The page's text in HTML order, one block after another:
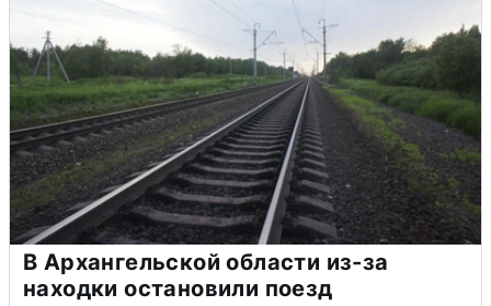
В Архангельской области из-за
находки остановили поезд